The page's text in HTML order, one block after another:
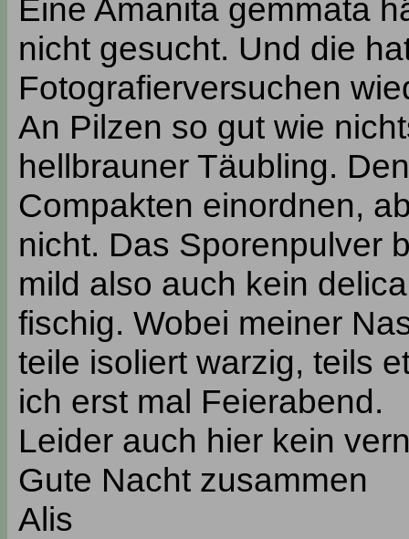
Eine Amanita gemmata
nicht gesucht. Und die
Fotografierversuchen
An Pilzen so gut wie
hellbrauner Täubling.
Compakten einordnen,
nicht. Das Sporenpulver
mild also auch kein
fischig. Wobei meiner
teile isoliert warzig, teils
ich erst mal Feierabend.
Leider auch hier kein
Gute Nacht zusammen
Alis